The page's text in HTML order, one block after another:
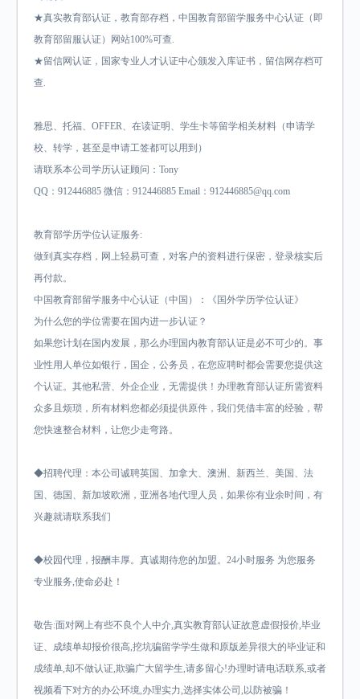
★真实教育部认证，教育部存档，中国教育部留学服务中心认证（即
教育部留服认证）网站100%可查.
★留信网认证，国家专业人才认证中心颁发入库证书，留信网存档可
查.
雅思、托福、OFFER、在读证明、学生卡等留学相关材料（申请学
校、转学，甚至是申请工签都可以用到）
请联系本公司学历认证顾问：Tony
QQ：912446885 微信：912446885 Email：912446885@qq.com
教育部学历学位认证服务:
做到真实存档，网上轻易可查，对客户的资料进行保密，登录核实后
再付款。
中国教育部留学服务中心认证（中国）：《国外学历学位认证》
为什么您的学位需要在国内进一步认证？
如果您计划在国内发展，那么办理国内教育部认证是必不可少的。事
业性用人单位如银行，国企，公务员，在您应聘时都会需要您提供这
个认证。其他私营、外企企业，无需提供！办理教育部认证所需资料
众多且烦琐，所有材料您都必须提供原件，我们凭借丰富的经验，帮
您快速整合材料，让您少走弯路。
◆招聘代理：本公司诚聘英国、加拿大、澳洲、新西兰、美国、法
国、德国、新加坡欧洲，亚洲各地代理人员，如果你有业余时间，有
兴趣就请联系我们
◆校园代理，报酬丰厚。真诚期待您的加盟。24小时服务 为您服务
专业服务,使命必赴！
敬告:面对网上有些不良个人中介,真实教育部认证故意虚假报价,毕业
证、成绩单却报价很高,挖坑骗留学学生做和原版差异很大的毕业证和
成绩单,却不做认证,欺骗广大留学生,请多留心!办理时请电话联系,或者
视频看下对方的办公环境,办理实力,选择实体公司,以防被骗！